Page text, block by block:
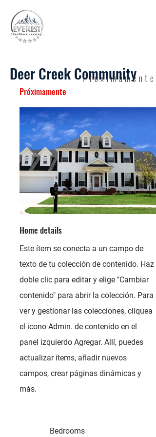
Deer Creek Community
Próximamente
Próximamente
Home details
Este ítem se conecta a un campo de
texto de tu colección de contenido. Haz
doble clic para editar y elige "Cambiar
contenido" para abrir la colección. Para
ver y gestionar las colecciones, cliquea
el icono Admin. de contenido en el
panel izquierdo Agregar. Allí, puedes
actualizar ítems, añadir nuevos
campos, crear páginas dinámicas y
más.
Bedrooms